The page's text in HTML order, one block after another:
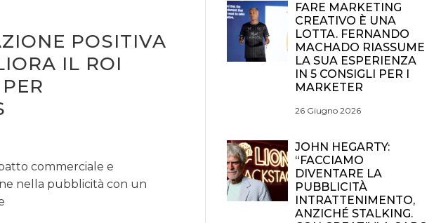
POSITIVA
IL ROI
commerciale e
nella pubblicità con un
FARE MARKETING
CREATIVO È UNA
LOTTA. FERNANDO
MACHADO RIASSUME
LA SUA ESPERIENZA
IN 5 CONSIGLI PER I
MARKETER
26 Giugno 2026
JOHN HEGARTY:
“FACCIAMO
DIVENTARE LA
PUBBLICITÀ
INTRATTENIMENTO,
ANZICHÉ STALKING.